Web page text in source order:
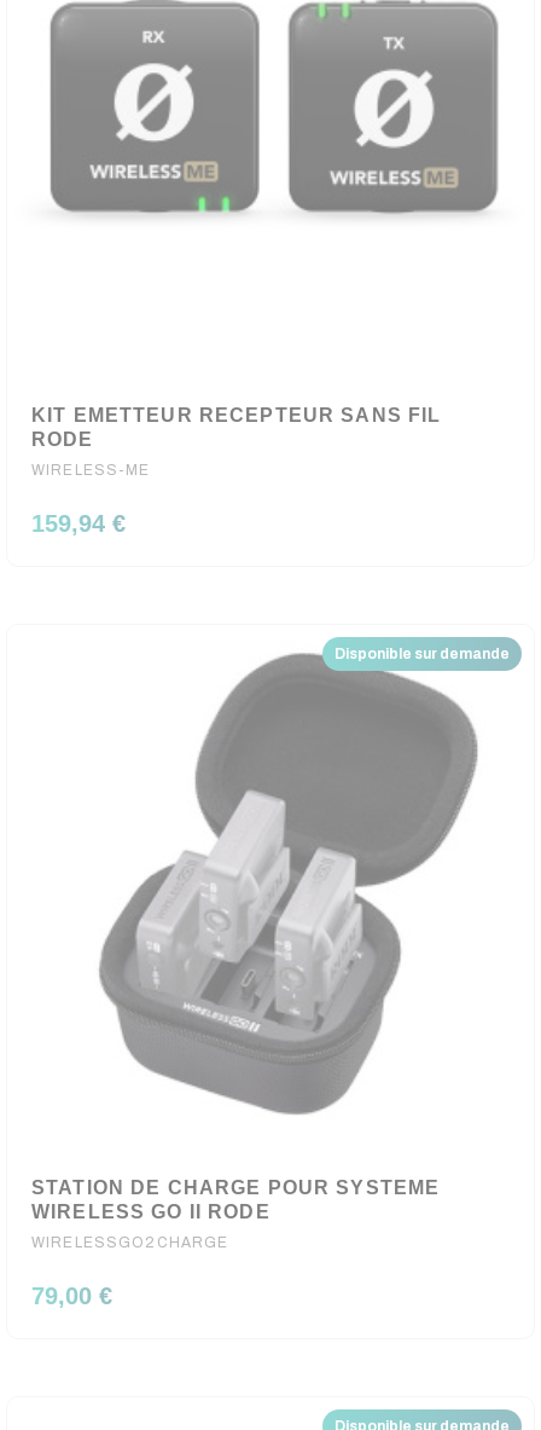
KIT EMETTEUR RECEPTEUR SANS FIL
RODE
WIRELESS-ME
159,94 €
Disponible sur demande
STATION DE CHARGE POUR SYSTEME
WIRELESS GO II RODE
WIRELESSGO2CHARGE
79,00 €
Disponible sur demande